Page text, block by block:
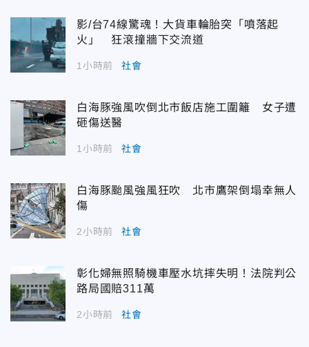
影/台74線驚魂！大貨車輪胎突「噴落起
火」 狂滾撞牆下交流道
1小時前 社會
白海豚強風吹倒北市飯店施工圍籬 女子遭
砸傷送醫
1小時前 社會
白海豚颱風強風狂吹 北市鷹架倒塌幸無人
傷
2小時前 社會
彰化婦無照騎機車壓水坑摔失明！法院判公
路局國賠311萬
2小時前 社會